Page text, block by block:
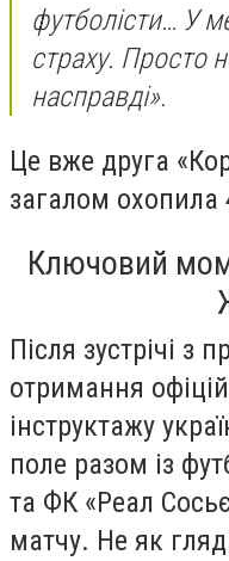
футболісти… У
страху. Просто
насправді».
Це вже друга
загалом охопила
Ключовий
Після зустрічі з
отримання
інструктажу
поле разом із
та ФК «Реал
матчу. Не як